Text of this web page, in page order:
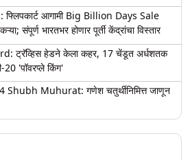
आगामी Big Billion Days Sale
संपूर्ण भारतभर होणार पूर्ती केंद्रांचा विस्तार
ट्रॅव्हिस हेडने केला कहर, 17 चेंडूत अर्धशतक
20 'पॉवरप्ले किंग'
Muhurat: गणेश चतुर्थीनिमित्त जाणून